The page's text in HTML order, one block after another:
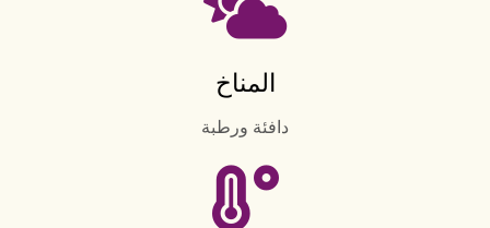
المناخ
دافئة ورطبة